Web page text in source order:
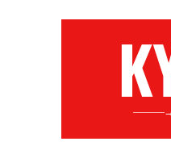
———→